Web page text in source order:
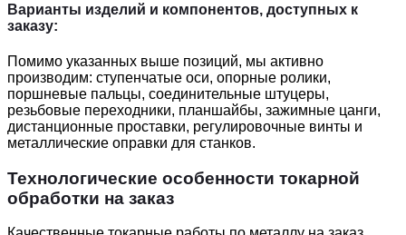
Варианты изделий и компонентов, доступных к
заказу:
Помимо указанных выше позиций, мы активно
производим: ступенчатые оси, опорные ролики,
поршневые пальцы, соединительные штуцеры,
резьбовые переходники, планшайбы, зажимные цанги,
дистанционные проставки, регулировочные винты и
металлические оправки для станков.
Технологические особенности токарной
обработки на заказ